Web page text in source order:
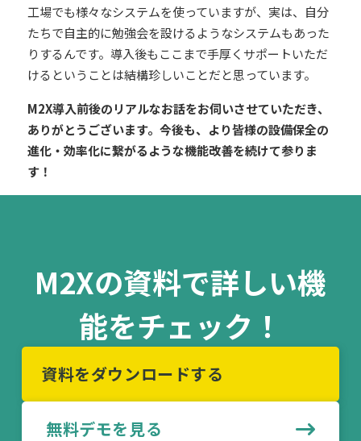
工場でも様々なシステムを使っていますが、実は、自分
たちで自主的に勉強会を設けるようなシステムもあった
りするんです。導入後もここまで手厚くサポートいただ
けるということは結構珍しいことだと思っています。
M2X導入前後のリアルなお話をお伺いさせていただき、
ありがとうございます。今後も、より皆様の設備保全の
進化・効率化に繋がるような機能改善を続けて参りま
す！
M2Xの資料で詳しい機
能をチェック！
資料をダウンロードする
無料デモを見る